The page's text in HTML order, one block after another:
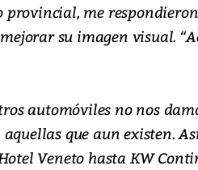
me
su imagen visual.
automóviles no nos
que aun existen.
Veneto hasta KW